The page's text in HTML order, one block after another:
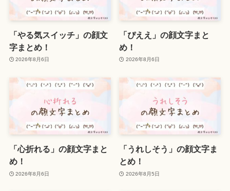
「やる気スイッチ」の顔文
字まとめ！
2026年8月6日
「ぴええ」の顔文字まと
め！
2026年8月6日
「心折れる」の顔文字まと
め！
2026年8月6日
「うれしそう」の顔文字ま
とめ！
2026年8月5日